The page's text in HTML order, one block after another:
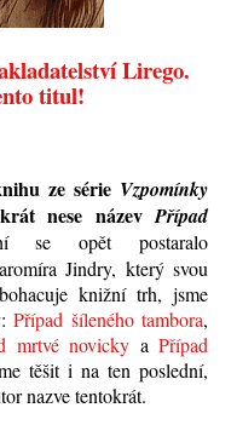
Lirego.
titul!
ze série Vzpomínky
nese názevPřípad
opět postaralo
Jindry, který svou
knižní trh, jsme
Případ šíleného tambora,
mrtvé novicky aPřípad
těšit i na ten poslední,
nazve tentokrát.